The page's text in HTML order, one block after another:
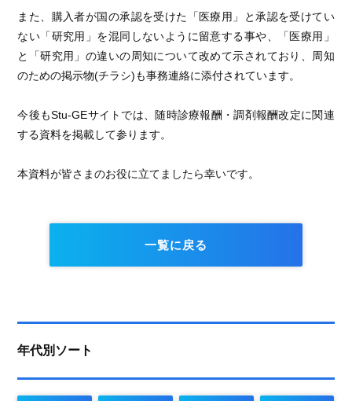
また、購入者が国の承認を受けた「医療用」と承認を受けてい
ない「研究用」を混同しないように留意する事や、「医療用」
と「研究用」の違いの周知について改めて示されており、周知
のための掲示物(チラシ)も事務連絡に添付されています。
今後もStu-GEサイトでは、随時診療報酬・調剤報酬改定に関連
する資料を掲載して参ります。
本資料が皆さまのお役に立てましたら幸いです。
一覧に戻る
年代別ソート